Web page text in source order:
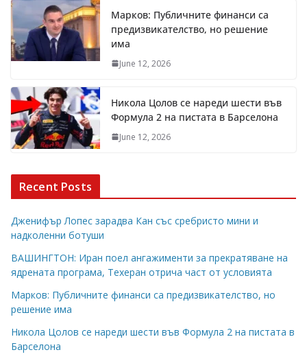
Марков: Публичните финанси са
предизвикателство, но решение
има
June 12, 2026
Никола Цолов се нареди шести във
Формула 2 на пистата в Барселона
June 12, 2026
Recent Posts
Дженифър Лопес зарадва Кан със сребристо мини и
надколенни ботуши
ВАШИНГТОН: Иран поел ангажименти за прекратяване на
ядрената програма, Техеран отрича част от условията
Марков: Публичните финанси са предизвикателство, но
решение има
Никола Цолов се нареди шести във Формула 2 на пистата в
Барселона